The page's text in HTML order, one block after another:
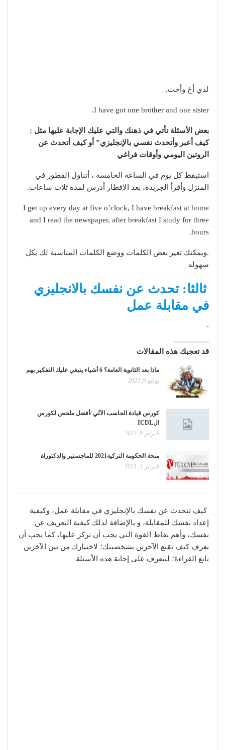
لدي أخ وأخت.
I have got one brother and one sister.
بعض الأسئلة تأتي في ذهنك والتي عليك الإجابة عليها مثل :
كيف أعبر وأتحدث نفسي بالإنجليزي” أو كيف أتحدث عن
الروتين اليومي وأوقات فراغي
استيقظ كل يوم في الساعة الخامسة ، أتناول الفطور في
المنزل وأقرأ الجريدة، بعد الإفطار أدرس لمدة ثلاث ساعات.
I get up every day at five o’clock, I have breakfast at home
and I read the newspaper, after breakfast I study for three
hours.
.ويمكنك تغير بعض الكلمات ووضع الكلمات المناسبة لك بكل
سهوله
ثالثا: تحدث عن نفسك بالانجليزي
في مقابلة عمل
.
قد تعجبك هذه المقالات
ماذا بعد الثانوية العامة؟ 6 أشياء ينبغي عليك التفكير بهم
يوليو 9, 2022
كورس قيادة الحاسب الآلي /أفضل ملخص لكورس
الICDL
فبراير 9, 2023
منحة الحكومة التركية2021 للماجستير والدكتوراة
فبراير 4, 2021
كيف تتحدث عن نفسك بالإنجليزي في مقابلة عمل، وكيفية
إعداد نفسك للمقابلة، و بالإضافة لذلك كيفية التعريف عن
نفسك، وأهم نقاط القوة التي يجب أن تركز عليها، كما يجب أن
تعرف كيف تقنع الآخرين بشخصيتك؛ لاختيارك من بين الآخرين
تابع القراءة؛ لتتعرف على إجابة هذه الأسئلة